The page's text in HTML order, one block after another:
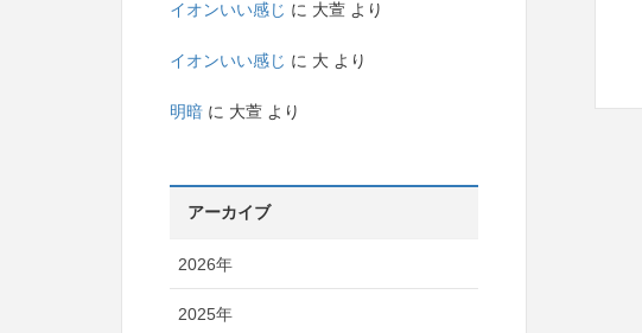
イオンいい感じ に 大萱 より
イオンいい感じ に 大 より
明暗 に 大萱 より
アーカイブ
2026年
2025年